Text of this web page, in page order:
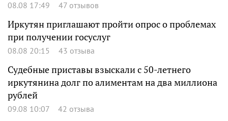
08.08 17:49 47 отзывов
Иркутян приглашают пройти опрос о проблемах
при получении госуслуг
08.08 20:15 43 отзыва
Судебные приставы взыскали с 50-летнего
иркутянина долг по алиментам на два миллиона
рублей
09.08 10:07 42 отзыва